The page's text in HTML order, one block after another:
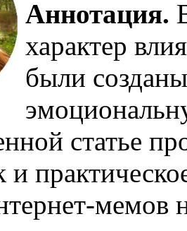
Аннотация.
характер
были
статье
и
мемов